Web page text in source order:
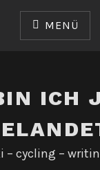
MENÜ
ICH
– cycling –